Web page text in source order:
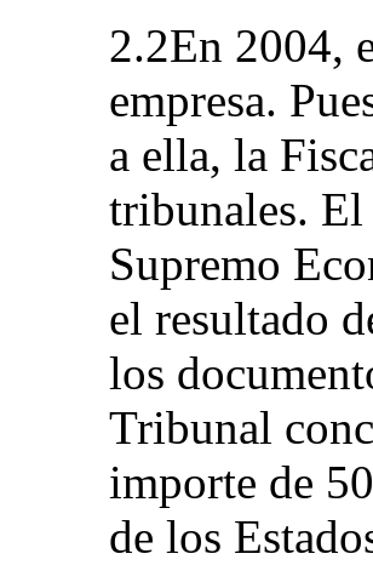
2.2En 2004,
empresa.
a ella, la
tribunales.
Supremo
el resultado
los
Tribunal
importe de
de los